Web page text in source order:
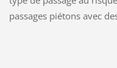
passages piétons avec